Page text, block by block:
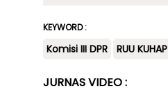
KEYWORD :
Komisi III DPR RUU KUHAP
JURNAS VIDEO :